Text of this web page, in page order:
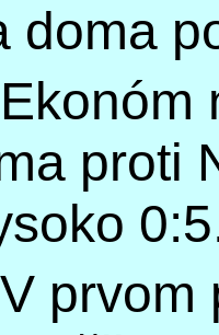
doma
Ekonóm
proti
V prvom